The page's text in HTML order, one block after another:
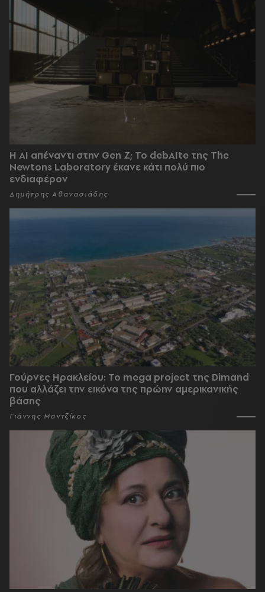
Η AI απέναντι στην Gen Z; Το debAIte της The
Newtons Laboratory έκανε κάτι πολύ πιο
ενδιαφέρον
Δημήτρης Αθανασιάδης
Γούρνες Ηρακλείου: To mega project της Dimand
που αλλάζει την εικόνα της πρώην αμερικανικής
βάσης
Γιάννης Μαντζίκος